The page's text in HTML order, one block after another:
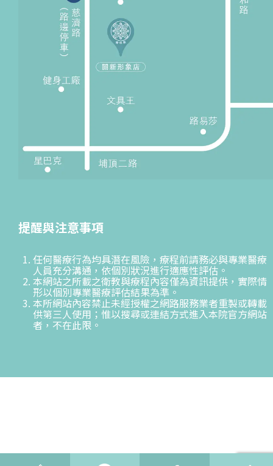
提醒與注意事項
任何醫療行為均具潛在風險，療程前請務必與專業醫療
人員充分溝通，依個別狀況進行適應性評估。
本網站之所載之衛教與療程內容僅為資訊提供，實際情
形以個別專業醫療評估結果為準。
本所網站內容禁止未經授權之網路服務業者重製或轉載
供第三人使用；惟以搜尋或連結方式進入本院官方網站
者，不在此限。